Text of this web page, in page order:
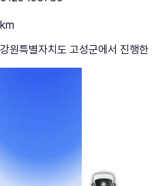
km
강원특별자치도 고성군에서 진행한